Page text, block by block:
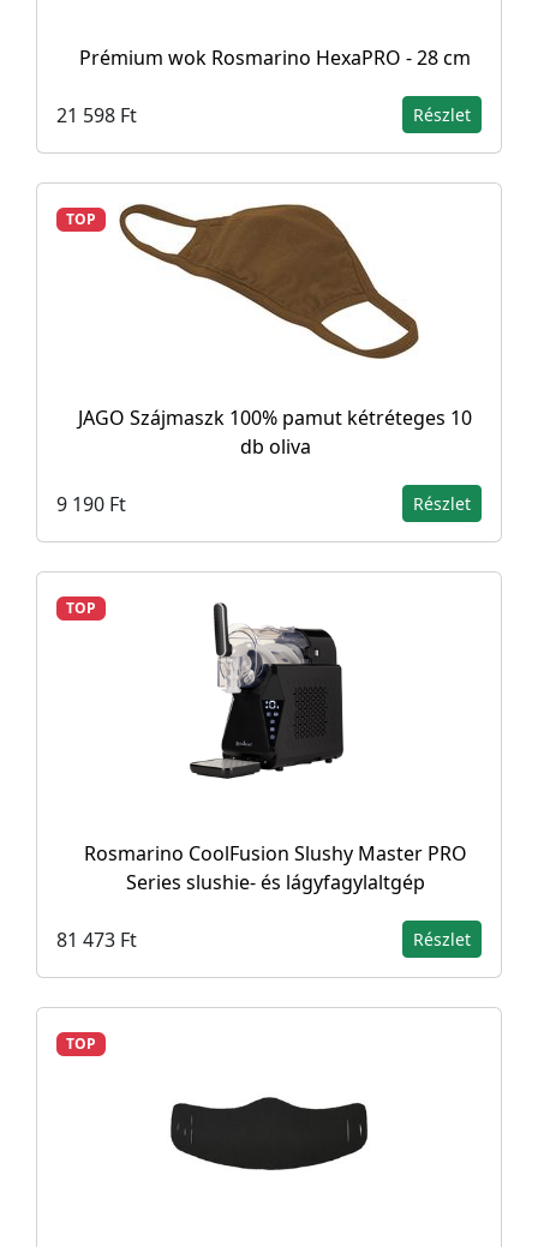
Prémium wok Rosmarino HexaPRO - 28 cm
21 598 Ft Részlet
TOP
JAGO Szájmaszk 100% pamut kétréteges 10
db oliva
9 190 Ft Részlet
TOP
Rosmarino CoolFusion Slushy Master PRO
Series slushie- és lágyfagylaltgép
81 473 Ft Részlet
TOP